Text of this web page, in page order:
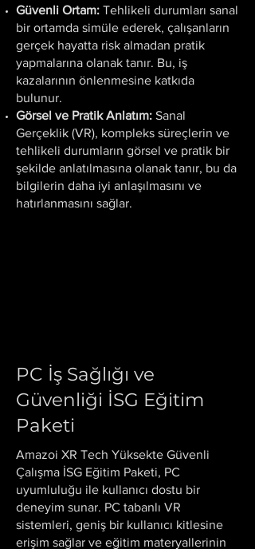
Güvenli Ortam: Tehlikeli durumları sanal
bir ortamda simüle ederek, çalışanların
gerçek hayatta risk almadan pratik
yapmalarına olanak tanır. Bu, iş
kazalarının önlenmesine katkıda
bulunur.
Görsel ve Pratik Anlatım: Sanal
Gerçeklik (VR), kompleks süreçlerin ve
tehlikeli durumların görsel ve pratik bir
şekilde anlatılmasına olanak tanır, bu da
bilgilerin daha iyi anlaşılmasını ve
hatırlanmasını sağlar.
PC İş Sağlığı ve
Güvenliği İSG Eğitim
Paketi
Amazoi XR Tech Yüksekte Güvenli
Çalışma İSG Eğitim Paketi, PC
uyumluluğu ile kullanıcı dostu bir
deneyim sunar. PC tabanlı VR
sistemleri, geniş bir kullanıcı kitlesine
erişim sağlar ve eğitim materyallerinin